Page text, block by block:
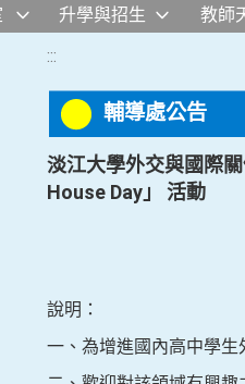
升學與招生 教師
:::
輔導處公告
淡江大學外交與國際
House Day」 活動
說明：
一、為增進國內高中學生